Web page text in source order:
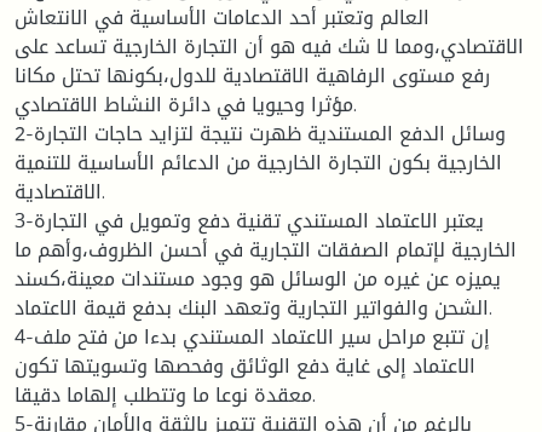
العالم وتعتبر أحد الدعامات الأساسية في الانتعاش
الاقتصادي،ومما لا شك فيه هو أن التجارة الخارجية تساعد على
رفع مستوى الرفاهية الاقتصادية للدول،بكونها تحتل مكانا
مؤثرا وحيويا في دائرة النشاط الاقتصادي.
2-وسائل الدفع المستندية ظهرت نتيجة لتزايد حاجات التجارة
الخارجية بكون التجارة الخارجية من الدعائم الأساسية للتنمية
الاقتصادية.
3-يعتبر الاعتماد المستندي تقنية دفع وتمويل في التجارة
الخارجية لإتمام الصفقات التجارية في أحسن الظروف،وأهم ما
يميزه عن غيره من الوسائل هو وجود مستندات معينة،كسند
الشحن والفواتير التجارية وتعهد البنك بدفع قيمة الاعتماد.
4-إن تتبع مراحل سير الاعتماد المستندي بدءا من فتح ملف
الاعتماد إلى غاية دفع الوثائق وفحصها وتسويتها تكون
معقدة نوعا ما وتتطلب إلهاما دقيقا.
5-بالرغم من أن هذه التقنية تتميز بالثقة والأمان مقارنة